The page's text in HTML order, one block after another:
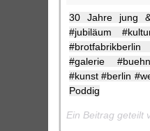
30 Jahre jung
#jubiläum
#galerie
#kunst #berlin
Poddig
Ein Beitrag geteilt